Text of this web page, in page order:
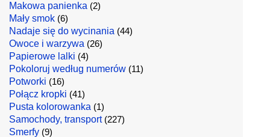
Makowa panienka (2)
Mały smok (6)
Nadaje się do wycinania (44)
Owoce i warzywa (26)
Papierowe lalki (4)
Pokoloruj według numerów (11)
Potworki (16)
Połącz kropki (41)
Pusta kolorowanka (1)
Samochody, transport(227)
Smerfy (9)